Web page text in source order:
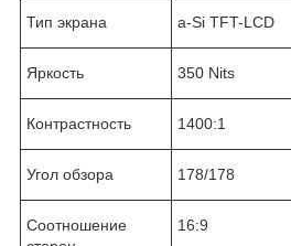
Тип экрана a-Si TFT-LCD
Яркость 350 Nits
Контрастность 1400:1
Угол обзора 178/178
Соотношение
16:9